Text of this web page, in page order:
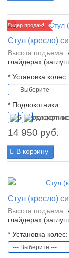
Лидер продаж!
Стул (кресло)
Высота подъема:
глайдерах
* Установка колес:
* Подлокотники:
14 950 руб.
В корзину
Стул (кресло)
Высота подъема:
глайдерах
* Установка колес: